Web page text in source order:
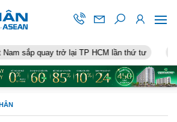
trở lại TP HCM lần thứ tư Cháy lớn